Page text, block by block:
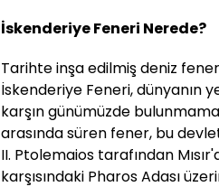
İskenderiye Feneri Nerede?
Tarihte inşa edilmiş deniz
İskenderiye Feneri, dünyanın
karşın günümüzde
arasında süren fener, bu
II. Ptolemaios tarafından
karşısındaki Pharos Adası